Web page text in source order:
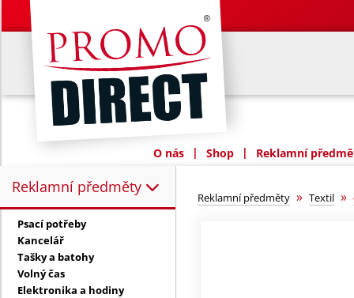
O nás | Shop | Reklamní
Reklamní předměty
Reklamní předměty:
Psací potřeby
Kancelář
Tašky a batohy
Volný čas
Elektronika a hodiny
Reklamní předměty » Textil »